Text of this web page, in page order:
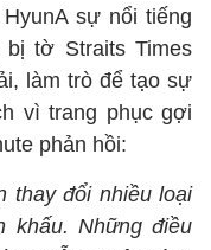
sự nổi tiếng
tờ Straits Times
làm trò để tạo sự
vì trang phục gợi
phản hồi:
thay đổi nhiều loại
khấu. Những điều